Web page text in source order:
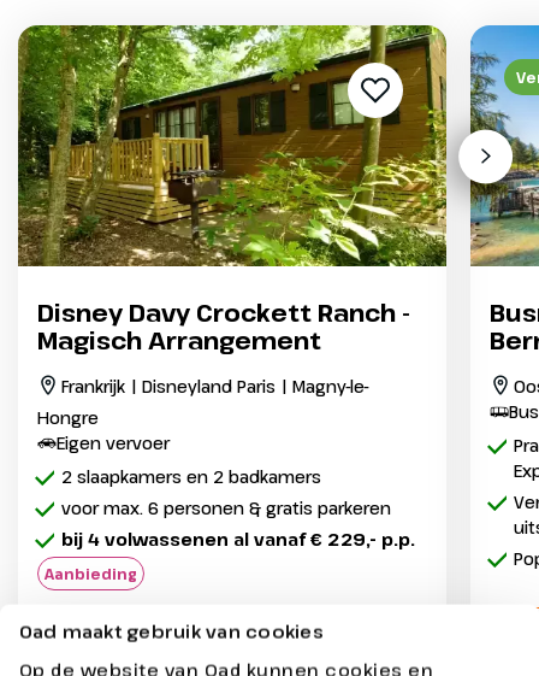
Oad maakt gebruik van cookies
Op de website van Oad kunnen cookies en
Disney Davy Crockett Ranch -
Magisch Arrangement
Frankrijk | Disneyland Paris | Magny-le-
Hongre
Eigen vervoer
2 slaapkamers en 2 badkamers
voor max. 6 personen & gratis parkeren
bij 4 volwassenen al vanaf € 229,- p.p.
Aanbieding
Bus